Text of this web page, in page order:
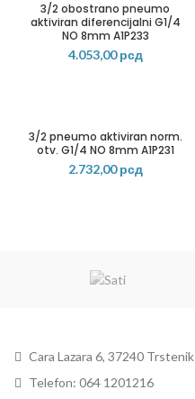
3/2 obostrano pneumo
aktiviran diferencijalni G1/4
NO 8mm A1P233
4.053,00рсд
3/2 pneumo aktiviran norm.
otv. G1/4 NO 8mm A1P231
2.732,00рсд
Cara Lazara 6, 37240 Trstenik
Telefon: 064 1201216